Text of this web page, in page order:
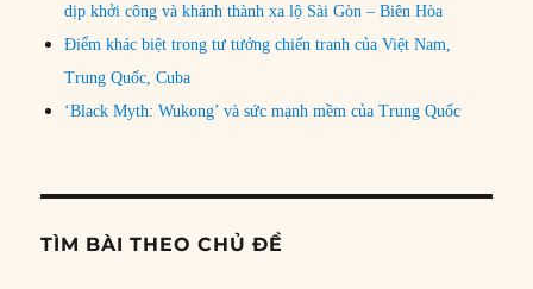
dịp khởi công và khánh thành xa lộ Sài Gòn – Biên Hòa
Điểm khác biệt trong tư tưởng chiến tranh của Việt Nam,
Trung Quốc, Cuba
‘Black Myth: Wukong’ và sức mạnh mềm của Trung Quốc
TÌM BÀI THEO CHỦ ĐỀ